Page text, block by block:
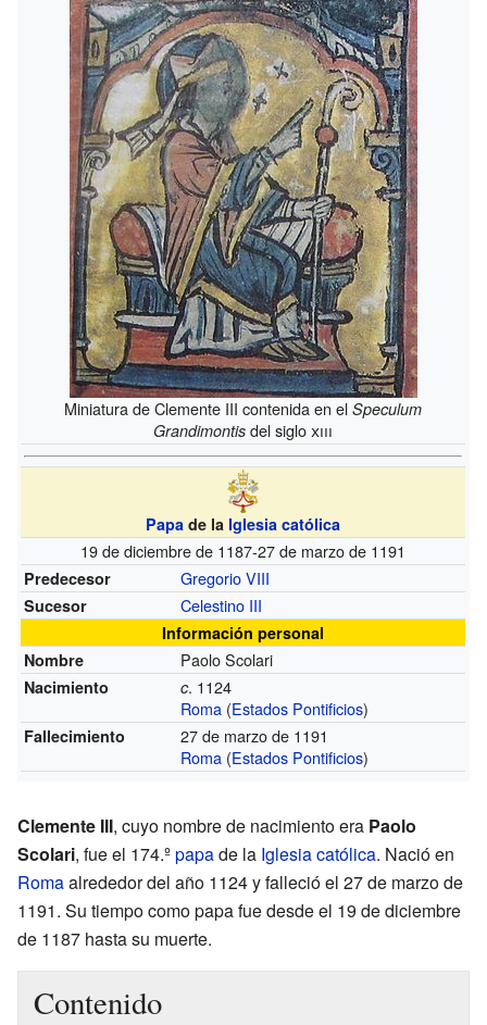
Miniatura de Clemente III contenida en elSpeculum
Grandimontis del sigloxiii
Papa de la Iglesia católica
19 de diciembre de 1187-27 de marzo de 1191
Predecesor Gregorio VIII
Sucesor Celestino III
Información personal
Nombre
Paolo Scolari
Nacimiento c. 1124
Roma (Estados Pontificios)
Fallecimiento
27 de marzo de 1191
Roma (Estados Pontificios)
Clemente III, cuyo nombre de nacimiento era Paolo
Scolari, fue el 174.ºpapade la Iglesia católica. Nació en
Romaalrededor del año 1124 y falleció el 27 de marzo de
1191. Su tiempo como papa fue desde el 19 de diciembre
de 1187 hasta su muerte.
Contenido